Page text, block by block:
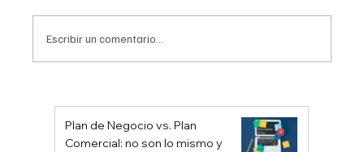
Estoicismo Empresarial
Escribir un comentario...
Plan de Negocio vs. Plan
Comercial: no son lo mismo y